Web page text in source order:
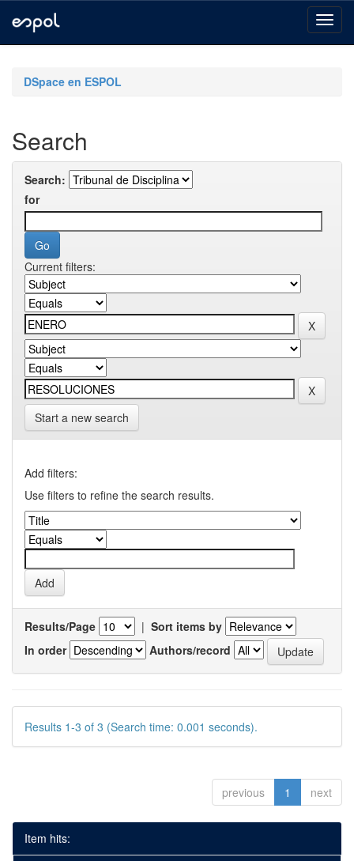
navigationDSpace en ESPOL
Search
Search:
for
Current filters:
Start a new search
Add filters:
Use filters to refine the search results.
Results/Page | Sort items by
In order
Authors/record
Results 1-3 of 3 (Search time: 0.001 seconds).
previous 1 next
Item hits: